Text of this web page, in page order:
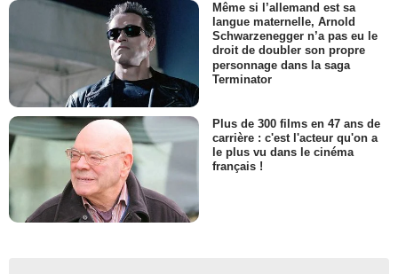
Même si l’allemand est sa
langue maternelle, Arnold
Schwarzenegger n’a pas eu le
droit de doubler son propre
personnage dans la saga
Terminator
Plus de 300 films en 47 ans de
carrière : c'est l'acteur qu'on a
le plus vu dans le cinéma
français !